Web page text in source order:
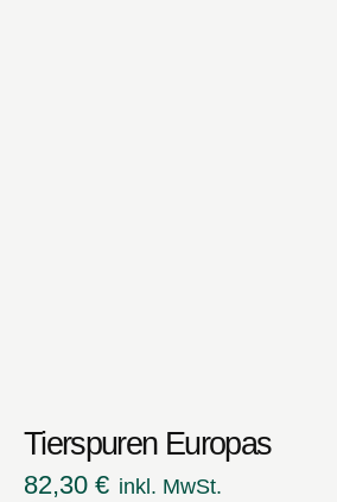
Tierspuren Europas
82,30 € inkl. MwSt.